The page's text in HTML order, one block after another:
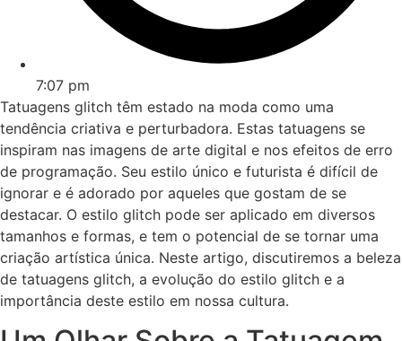
7:07 pm
Tatuagens glitch têm estado na moda como uma
tendência criativa e perturbadora. Estas tatuagens se
inspiram nas imagens de arte digital e nos efeitos de erro
de programação. Seu estilo único e futurista é difícil de
ignorar e é adorado por aqueles que gostam de se
destacar. O estilo glitch pode ser aplicado em diversos
tamanhos e formas, e tem o potencial de se tornar uma
criação artística única. Neste artigo, discutiremos a beleza
de tatuagens glitch, a evolução do estilo glitch e a
importância deste estilo em nossa cultura.